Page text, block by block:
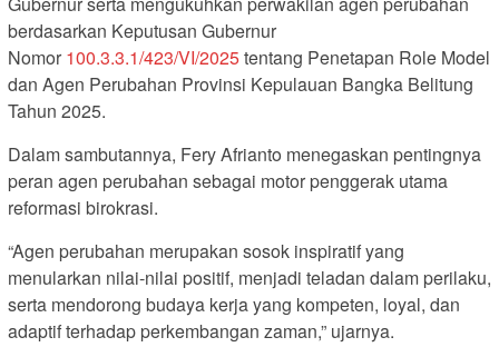
berdasarkan Keputusan Gubernur
Nomor 100.3.3.1/423/VI/2025tentang Penetapan Role Model
dan Agen Perubahan Provinsi Kepulauan Bangka Belitung
Tahun 2025.
Dalam sambutannya, Fery Afrianto menegaskan pentingnya
peran agen perubahan sebagai motor penggerak utama
reformasi birokrasi.
“Agen perubahan merupakan sosok inspiratif yang
menularkan nilai-nilai positif, menjadi teladan dalam perilaku,
serta mendorong budaya kerja yang kompeten, loyal, dan
adaptif terhadap perkembangan zaman,” ujarnya.